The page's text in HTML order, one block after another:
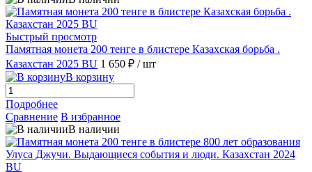
Быстрый просмотр
Памятная монета 200 тенге в блистере Казахская борьба .
Казахстан 2025 BU 1 650 ₽ / шт
В корзину
Подробнее
Сравнение В избранное
В наличии